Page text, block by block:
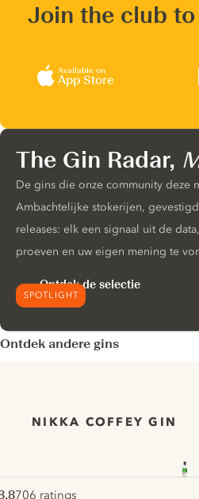
Join the club
Available on
App Store
SPOTLIGHT
The Gin Radar,
De gins die onze community deze
Ambachtelijke stokerijen,
releases: elk een signaal uit de
proeven en uw eigen mening te
Ontdek de selectie
Ontdek andere gins
NIKKA COFFEY GIN
706 ratings